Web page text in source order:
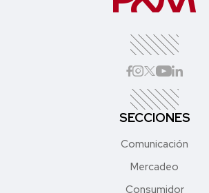
SECCIONES
Comunicación
Mercadeo
Consumidor